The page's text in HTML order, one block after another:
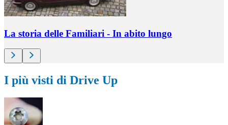
La storia delle Familiari - In abito lungo
I più visti di Drive Up